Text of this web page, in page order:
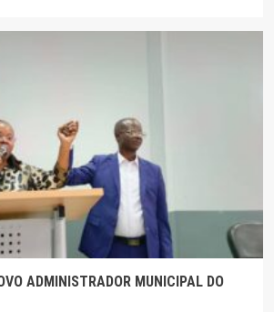
ADMINISTRADOR MUNICIPAL DO